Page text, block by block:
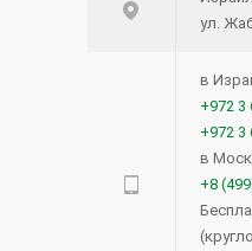
ул.
в
+972 3
+972 3
в
+8